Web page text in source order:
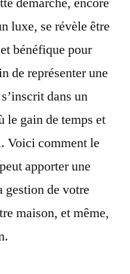
luxe, se révèle être
bénéfique pour
de représenter une
dans un
le gain de temps et
Voici comment le
apporter une
gestion de votre
maison, et même,